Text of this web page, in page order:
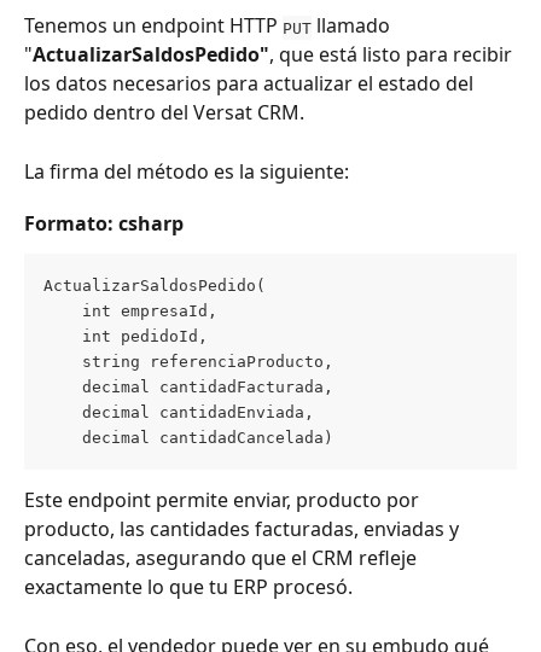
Tenemos un endpoint HTTP PUT llamado
"ActualizarSaldosPedido", que está listo para recibir
los datos necesarios para actualizar el estado del
pedido dentro del Versat CRM.
La firma del método es la siguiente:
Formato: csharp
ActualizarSaldosPedido(
    int empresaId,
    int pedidoId,
    string referenciaProducto,
    decimal cantidadFacturada,
    decimal cantidadEnviada,
    decimal cantidadCancelada)
Este endpoint permite enviar, producto por
producto, las cantidades facturadas, enviadas y
canceladas, asegurando que el CRM refleje
exactamente lo que tu ERP procesó.
Con eso, el vendedor puede ver en su embudo qué